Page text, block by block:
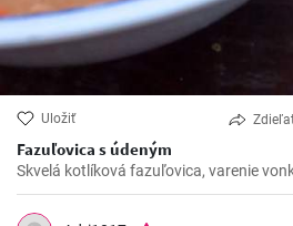
Uložiť
Fazuľovica s údeným
Skvelá kotlíková fazuľovica, varenie